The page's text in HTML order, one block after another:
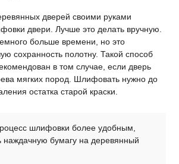
дверей своими руками
двери. Лучше это делать вручную.
больше времени, но это
сохранность полотну. Такой способ
в том случае, если дверь
мягких пород. Шлифовать нужно до
остатка старой краски.
шлифовки более удобным,
наждачную бумагу на деревянный